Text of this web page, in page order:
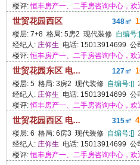
楼评:恒丰房产一、二手房咨询中心，
世贸花园西区 348㎡
楼层: 7+8 格局: 5房2 现代装修 自编号
经纪人: 庄仰生 电话: 15013914699 公
楼评:恒丰房产一、二手房咨询中心，
世贸花园东区 电... 127㎡
楼层: 5 格局: 3房2 现代装修 自编号:[]
经纪人: 庄仰生 电话: 15013914699 公
楼评:恒丰房产一、二手房咨询中心，
世贸花园西区 电... 315㎡
楼层: 6 格局: 6房3 现代装修 自编号:[]
经纪人: 庄仰生 电话: 15013914699 公
楼评:恒丰房产一、二手房咨询中心，